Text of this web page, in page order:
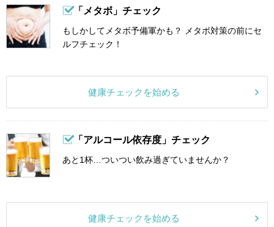
「メタボ」チェック
もしかしてメタボ予備軍かも？ メタボ対策の前にセ
ルフチェック！
健康チェックを始める
「アルコール依存度」チェック
あと1杯…ついつい飲み過ぎていませんか？
健康チェックを始める